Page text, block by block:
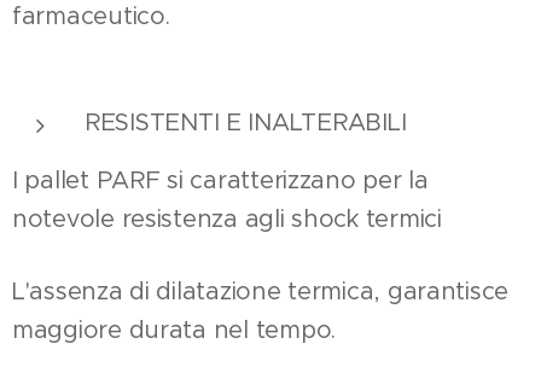
farmaceutico.
RESISTENTI E INALTERABILI
I pallet PARF si caratterizzano per la
notevole resistenza agli shock termici
L'assenza di dilatazione termica, garantisce
maggiore durata nel tempo.